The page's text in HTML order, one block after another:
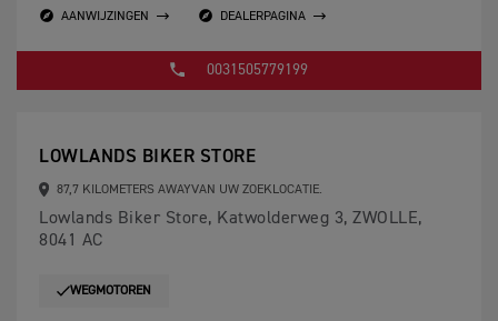
AANWIJZINGEN DEALERPAGINA
0031505779199
LOWLANDS BIKER STORE
87,7 KILOMETERS AWAYVAN UW ZOEKLOCATIE.
Lowlands Biker Store, Katwolderweg 3, ZWOLLE,
8041 AC
WEGMOTOREN